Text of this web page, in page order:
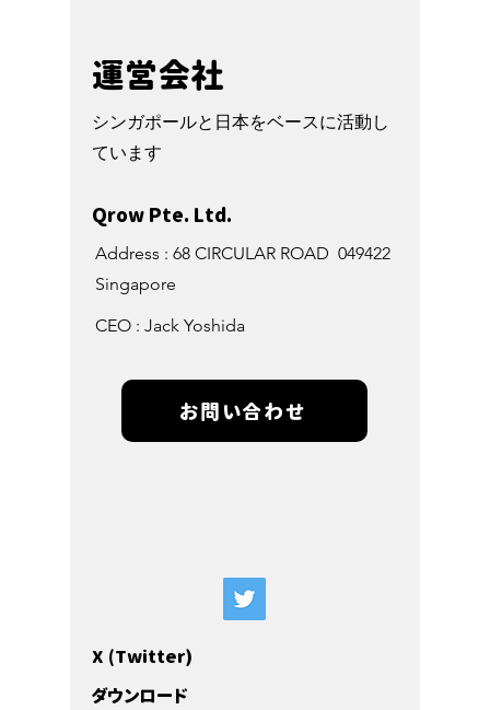
運営会社
シンガポールと日本をベースに活動し
ています
Qrow Pte. Ltd.
Address : 68 CIRCULAR ROAD 049422
Singapore
CEO : Jack Yoshida
お問い合わせ
X (Twitter)
ダウンロード